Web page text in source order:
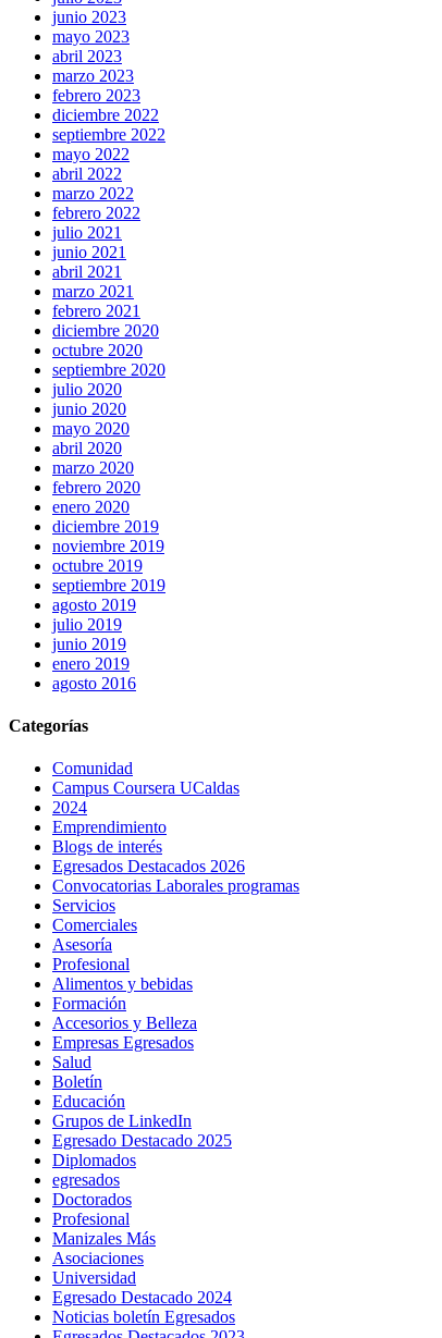
junio 2023
mayo 2023
abril 2023
marzo 2023
febrero 2023
diciembre 2022
septiembre 2022
mayo 2022
abril 2022
marzo 2022
febrero 2022
julio 2021
junio 2021
abril 2021
marzo 2021
febrero 2021
diciembre 2020
octubre 2020
septiembre 2020
julio 2020
junio 2020
mayo 2020
abril 2020
marzo 2020
febrero 2020
enero 2020
diciembre 2019
noviembre 2019
octubre 2019
septiembre 2019
agosto 2019
julio 2019
junio 2019
enero 2019
agosto 2016
Categorías
Comunidad
Campus Coursera UCaldas
2024
Emprendimiento
Blogs de interés
Egresados Destacados 2026
Convocatorias Laborales programas
Servicios
Comerciales
Asesoría
Profesional
Alimentos y bebidas
Formación
Accesorios y Belleza
Empresas Egresados
Salud
Boletín
Educación
Grupos de LinkedIn
Egresado Destacado 2025
Diplomados
egresados
Doctorados
Profesional
Manizales Más
Asociaciones
Universidad
Egresado Destacado 2024
Noticias boletín Egresados